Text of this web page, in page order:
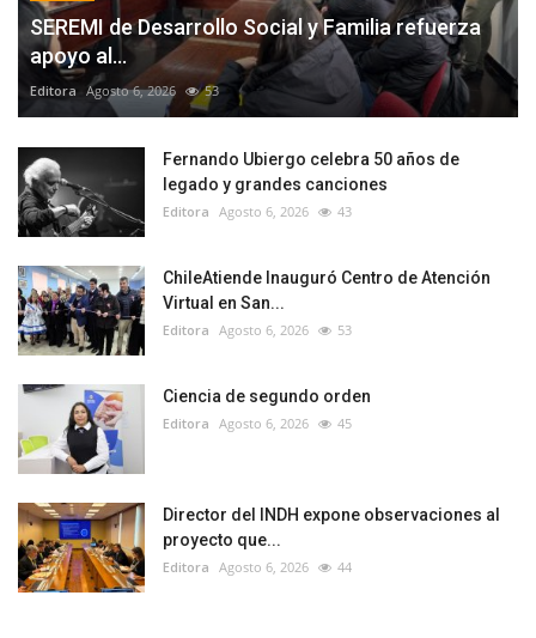
SEREMI de Desarrollo Social y Familia refuerza
apoyo al...
Editora Agosto 6, 2026 53
Fernando Ubiergo celebra 50 años de
legado y grandes canciones
Editora Agosto 6, 2026 43
ChileAtiende Inauguró Centro de Atención
Virtual en San...
Editora Agosto 6, 2026 53
Ciencia de segundo orden
Editora Agosto 6, 2026 45
Director del INDH expone observaciones al
proyecto que...
Editora Agosto 6, 2026 44